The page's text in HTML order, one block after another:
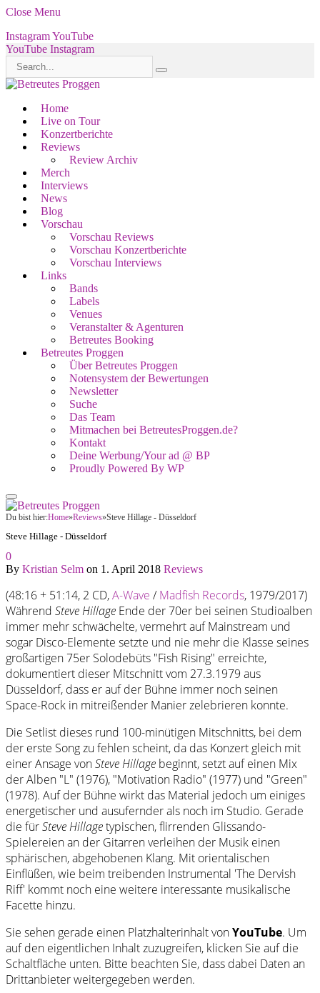
Close Menu
InstagramYouTube
YouTube Instagram
Home
Live on Tour
Konzertberichte
Reviews
Review Archiv
Merch
Interviews
News
Blog
Vorschau
Vorschau Reviews
Vorschau Konzertberichte
Vorschau Interviews
Links
Bands
Labels
Venues
Veranstalter & Agenturen
Betreutes Booking
Betreutes Proggen
Über Betreutes Proggen
Notensystem der Bewertungen
Newsletter
Suche
Das Team
Mitmachen bei BetreutesProggen.de?
Kontakt
Deine Werbung/Your ad @ BP
Proudly Powered By WP
Du bist hier:Home»Reviews»Steve Hillage - Düsseldorf
Steve Hillage - Düsseldorf
0
By Kristian Selm on 1. April 2018 Reviews
(48:16 + 51:14, 2 CD,A-Wave /Madfish Records, 1979/2017)
Während Steve Hillage Ende der 70er bei seinen Studioalben
immer mehr schwächelte, vermehrt auf Mainstream und
sogar Disco-Elemente setzte und nie mehr die Klasse seines
großartigen 75er Solodebüts "Fish Rising" erreichte,
dokumentiert dieser Mitschnitt vom 27.3.1979 aus
Düsseldorf, dass er auf der Bühne immer noch seinen
Space-Rock in mitreißender Manier zelebrieren konnte.
Die Setlist dieses rund 100-minütigen Mitschnitts, bei dem
der erste Song zu fehlen scheint, da das Konzert gleich mit
einer Ansage vonSteve Hillage beginnt, setzt auf einen Mix
der Alben "L" (1976), "Motivation Radio" (1977) und "Green"
(1978). Auf der Bühne wirkt das Material jedoch um einiges
energetischer und ausufernder als noch im Studio. Gerade
die fürSteve Hillagetypischen, flirrenden Glissando-
Spielereien an der Gitarren verleihen der Musik einen
sphärischen, abgehobenen Klang. Mit orientalischen
Einflüßen, wie beim treibenden Instrumental 'The Dervish
Riff' kommt noch eine weitere interessante musikalische
Facette hinzu.
Sie sehen gerade einen Platzhalterinhalt vonYouTube. Um
auf den eigentlichen Inhalt zuzugreifen, klicken Sie auf die
Schaltfläche unten. Bitte beachten Sie, dass dabei Daten an
Drittanbieter weitergegeben werden.